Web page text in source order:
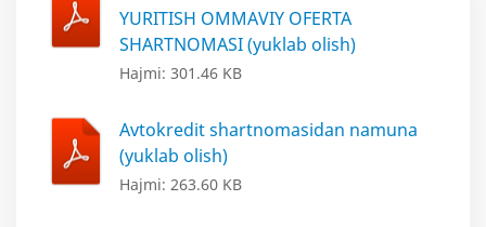
YURITISH OMMAVIY OFERTA
SHARTNOMASI (yuklab olish)
Hajmi: 301.46 KB
Avtokredit shartnomasidan namuna
(yuklab olish)
Hajmi: 263.60 KB